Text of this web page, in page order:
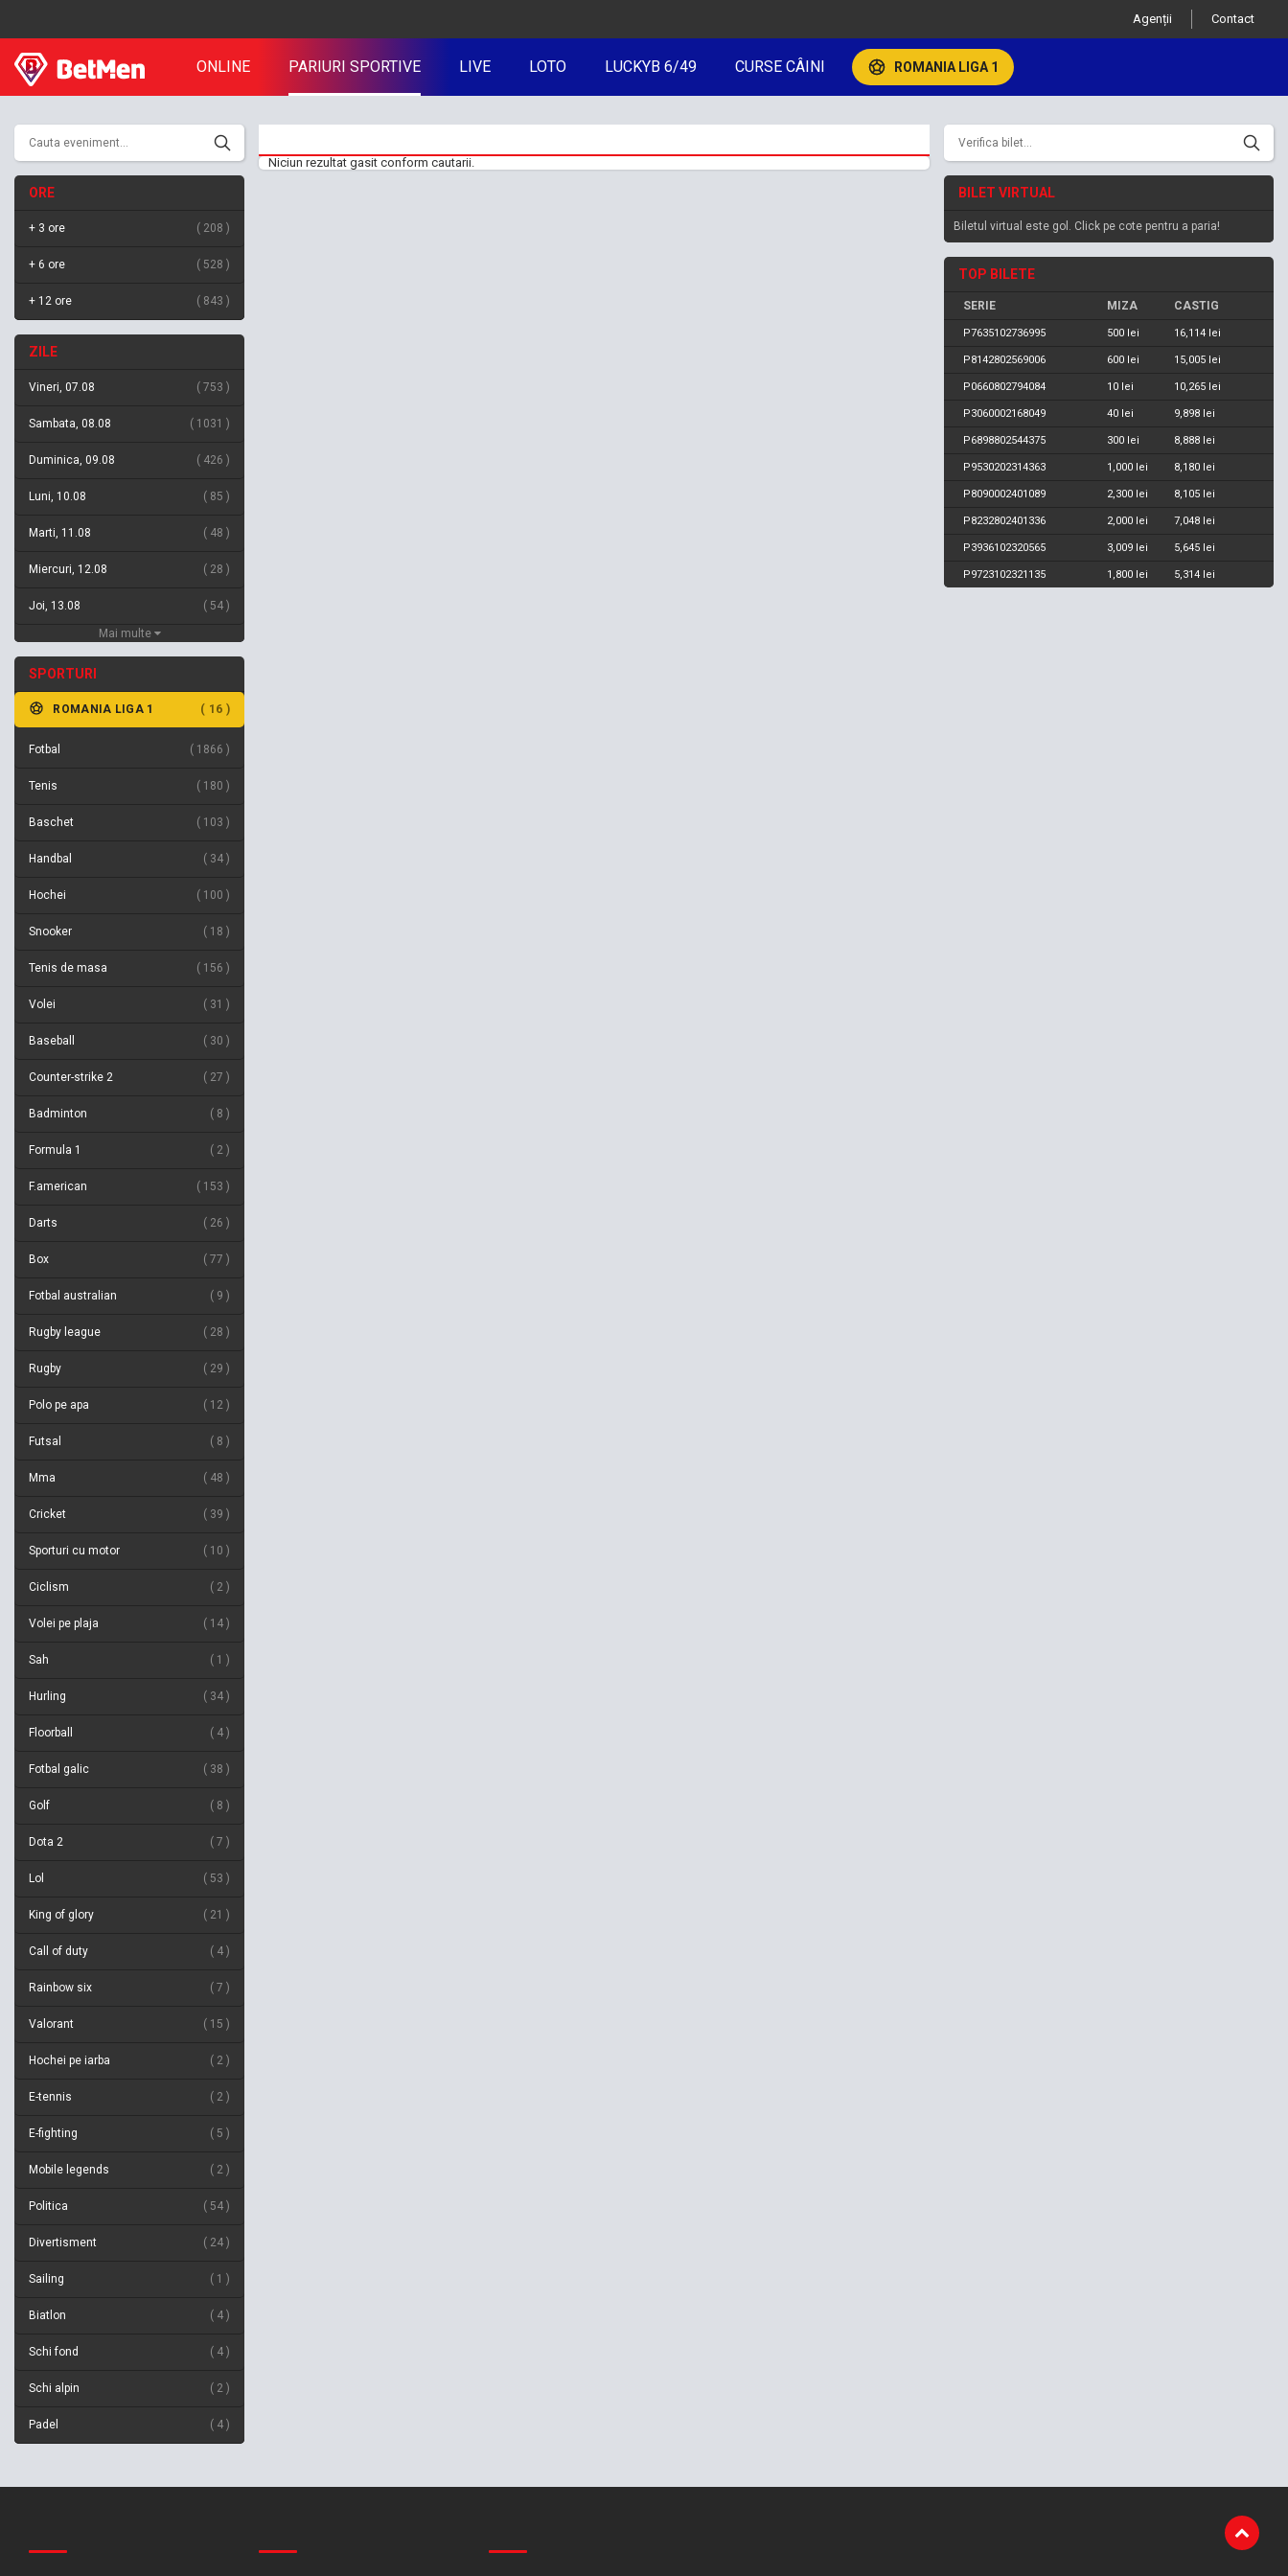
Agenții Contact
ONLINE PARIURI SPORTIVE LIVE LOTO LUCKYB 6/49 CURSE CÂINI ROMANIA LIGA 1
ORE
+ 3 ore 208
+ 6 ore 528
+ 12 ore 843
ZILE
Vineri, 07.08 753
Sambata, 08.08 1031
Duminica, 09.08 426
Luni, 10.08 85
Marti, 11.08 48
Miercuri, 12.08 28
Joi, 13.08 54
Mai multe
SPORTURI
ROMANIA LIGA 1 16
Fotbal 1866
Tenis 180
Baschet 103
Handbal 34
Hochei 100
Snooker 18
Tenis de masa 156
Volei 31
Baseball 30
Counter-strike 2 27
Badminton 8
Formula 1 2
F.american 153
Darts 26
Box 77
Fotbal australian 9
Rugby league 28
Rugby 29
Polo pe apa 12
Futsal 8
Mma 48
Cricket 39
Sporturi cu motor 10
Ciclism 2
Volei pe plaja 14
Sah 1
Hurling 34
Floorball 4
Fotbal galic 38
Golf 8
Dota 2 7
Lol 53
King of glory 21
Call of duty 4
Rainbow six 7
Valorant 15
Hochei pe iarba 2
E-tennis 2
E-fighting 5
Mobile legends 2
Politica 54
Divertisment 24
Sailing 1
Biatlon 4
Schi fond 4
Schi alpin 2
Padel 4
Niciun rezultat gasit conform cautarii.
BILET VIRTUAL
Biletul virtual este gol. Click pe cote pentru a paria!
TOP BILETE
SERIE MIZA CASTIG
P7635102736995 500 lei 16,114 lei
P8142802569006 600 lei 15,005 lei
P0660802794084 10 lei 10,265 lei
P3060002168049 40 lei 9,898 lei
P6898802544375 300 lei 8,888 lei
P9530202314363 1,000 lei 8,180 lei
P8090002401089 2,300 lei 8,105 lei
P8232802401336 2,000 lei 7,048 lei
P3936102320565 3,009 lei 5,645 lei
P9723102321135 1,800 lei 5,314 lei